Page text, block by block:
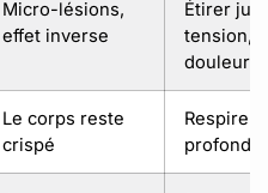
Micro-lésions,
effet inverse
Étirer
tension,
douleur
Le corps reste
crispé
Respirer